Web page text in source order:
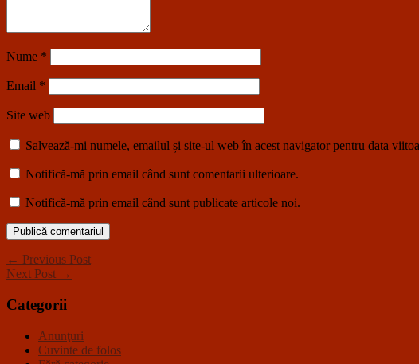
Nume *
Email *
Site web
Salvează-mi numele, emailul și site-ul web în acest navigator pentru data
Notifică-mă prin email când sunt comentarii ulterioare.
Notifică-mă prin email când sunt publicate articole noi.
← Previous Post
Next Post →
Categorii
Anunţuri
Cuvinte de folos